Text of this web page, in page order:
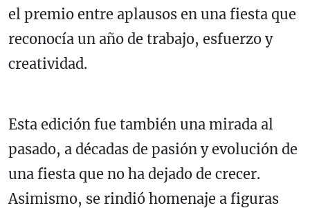
el premio entre aplausos en una fiesta que
reconocía un año de trabajo, esfuerzo y
creatividad.
Esta edición fue también una mirada al
pasado, a décadas de pasión y evolución de
una fiesta que no ha dejado de crecer.
Asimismo, se rindió homenaje a figuras